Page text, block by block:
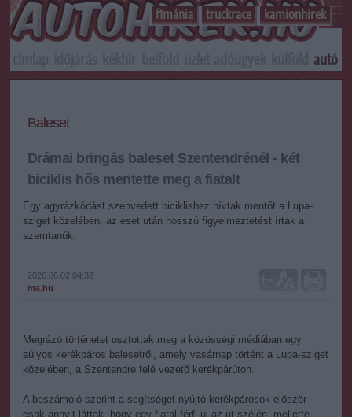
autó
f1mánia truckrace kamionhirek
Baleset
Drámai bringás baleset Szentendrénél - két
biciklis hős mentette meg a fiatalt
Egy agyrázkódást szenvedett biciklishez hívtak mentőt a Lupa-
sziget közelében, az eset után hosszú figyelmeztetést írtak a
szemtanúk.
2026.06.02 04:32
ma.hu
Megrázó történetet osztottak meg a közösségi médiában egy
súlyos kerékpáros balesetről, amely vasárnap történt a Lupa-sziget
közelében, a Szentendre felé vezető kerékpárúton.
A beszámoló szerint a segítséget nyújtó kerékpárosok először
csak annyit láttak, hogy egy fiatal férfi ül az út szélén, mellette